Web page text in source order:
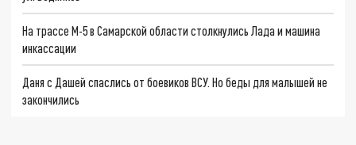
На трассе М-5 в Самарской области столкнулись Лада и машина
инкассации
Даня с Дашей спаслись от боевиков ВСУ. Но беды для малышей не
закончились